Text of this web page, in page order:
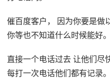
催百度客户， 因为你要是做
你等也不知道什么时候能好。
直接一个电话过去 让他们尽
每打一次电话他们都有记录。